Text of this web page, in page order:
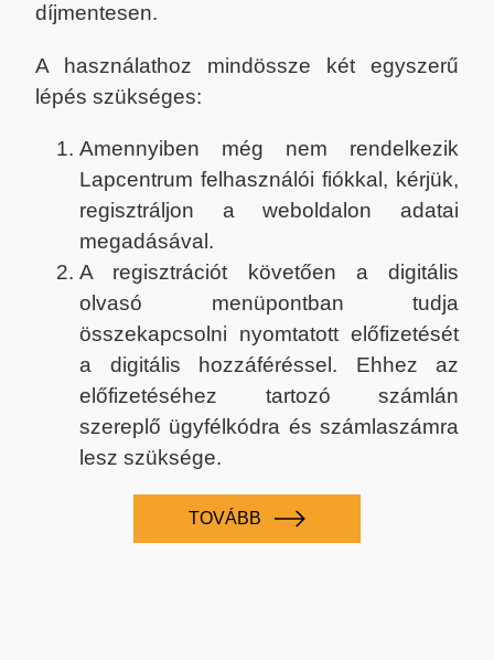
díjmentesen.
A használathoz mindössze két egyszerű
lépés szükséges:
Amennyiben még nem rendelkezik
Lapcentrum felhasználói fiókkal, kérjük,
regisztráljon a weboldalon adatai
megadásával.
A regisztrációt követően a digitális
olvasó menüpontban tudja
összekapcsolni nyomtatott előfizetését
a digitális hozzáféréssel. Ehhez az
előfizetéséhez tartozó számlán
szereplő ügyfélkódra és számlaszámra
lesz szüksége.
TOVÁBB